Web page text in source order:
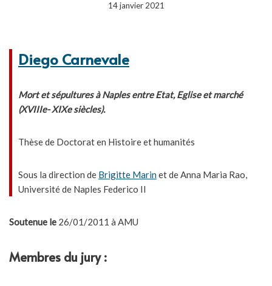
14 janvier 2021
Diego Carnevale
Mort et sépultures à Naples entre Etat, Eglise et marché
(XVIIIe- XIXe siècles).
Thèse de Doctorat en Histoire et humanités
Sous la direction de Brigitte Marinet de Anna Maria Rao,
Université de Naples Federico II
Soutenue le 26/01/2011 à AMU
Membres du jury :